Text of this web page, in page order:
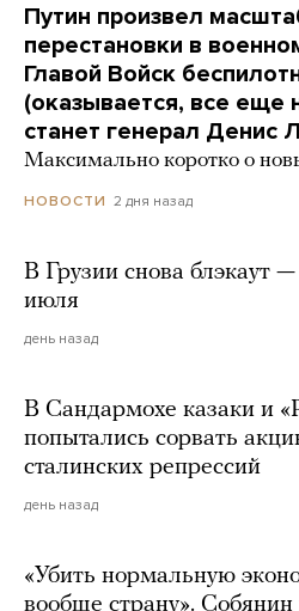
Путин произвел
перестановки в
Главой Войск
(оказывается, все еще
станет генерал Денис
Максимально коротко о
НОВОСТИ 2 дня назад
В Грузии снова блэкаут
июля
день назад
В Сандармохе казаки и
попытались сорвать
сталинских репрессий
день назад
«Убить нормальную
вообще страну». Собянин